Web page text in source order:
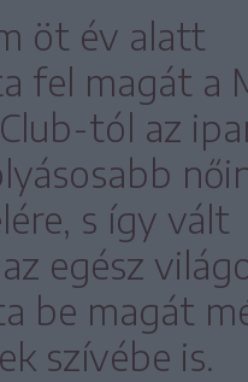
öt év alatt
fel magát a
tól az
s így vált
egész
be magát
szívébe is.